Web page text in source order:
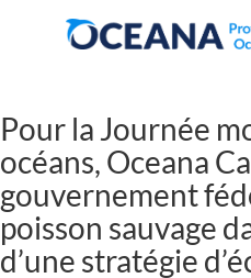
Pour la Journée
océans, Oceana
gouvernement
poisson sauvage
d’une stratégie